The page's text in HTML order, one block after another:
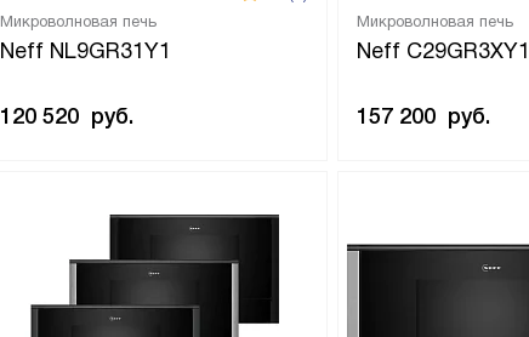
Микроволновая печь
Neff NL9GR31Y1
120 520 руб.
Микроволновая печь
Neff C29GR3XY1
157 200 руб.